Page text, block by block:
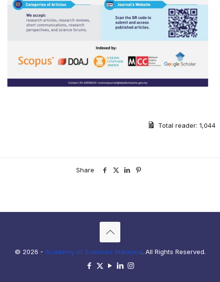
Total reader: 1,044
Share
© 2026 - Academy of Sciences Malaysia. All Rights Reserved.